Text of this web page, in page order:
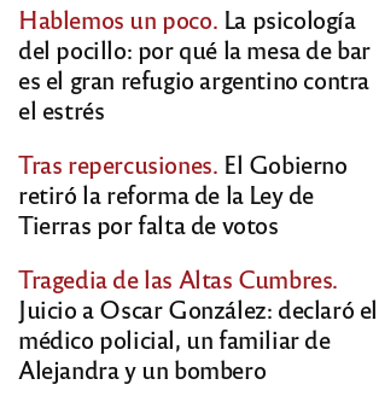
Hablemos un poco. La psicología
del pocillo: por qué la mesa de bar
es el gran refugio argentino contra
el estrés
Tras repercusiones. El Gobierno
retiró la reforma de la Ley de
Tierras por falta de votos
Tragedia de las Altas Cumbres.
Juicio a Oscar González: declaró el
médico policial, un familiar de
Alejandra y un bombero